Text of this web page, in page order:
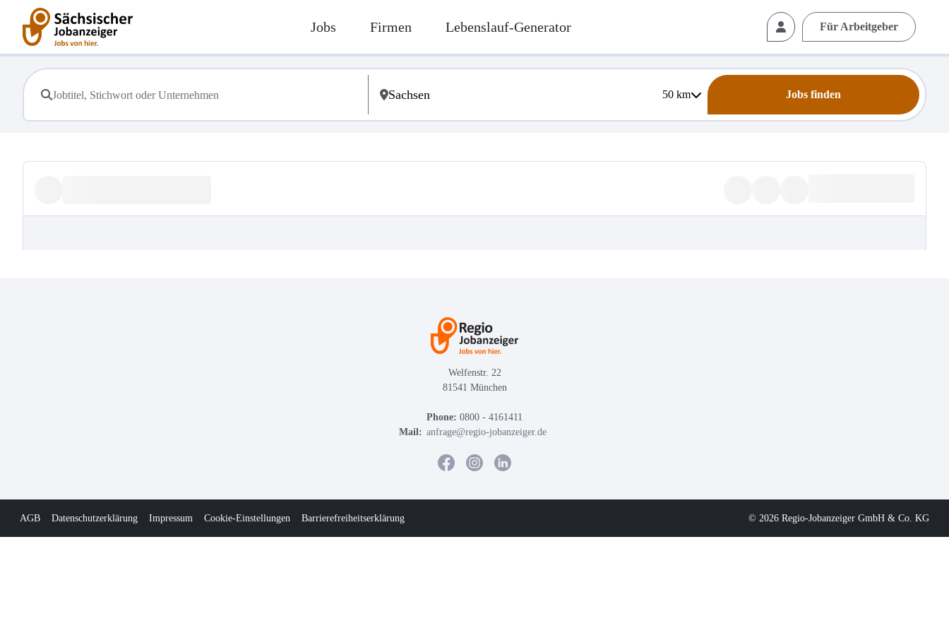
Jobs Firmen Lebenslauf-Generator Für Arbeitgeber
50km Jobs finden
Welfenstr. 22
81541 München
Phone: 0800 - 4161411
Mail: anfrage@regio-jobanzeiger.de
AGB Datenschutzerklärung Impressum Cookie-Einstellungen Barrierefreiheitserklärung © 2026 Regio-Jobanzeiger GmbH & Co. KG